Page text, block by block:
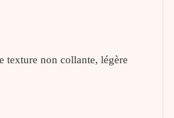
texture non collante, légère